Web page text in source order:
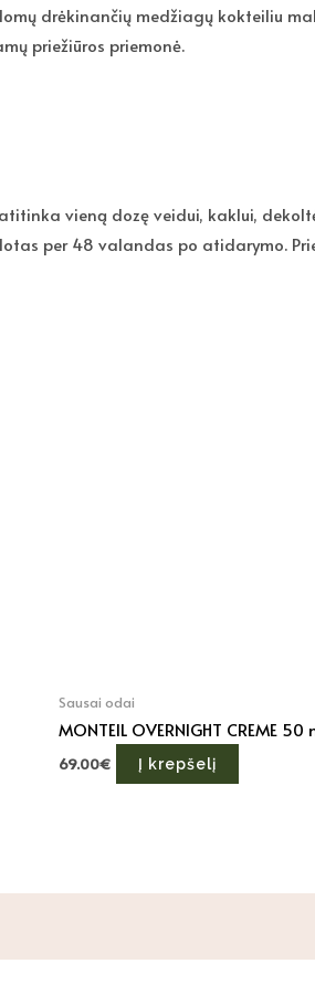
drėkinančių medžiagų kokteiliu
priežiūros priemonė.
vieną dozę veidui, kaklui,
per 48 valandas po atidarymo.
Sausai odai
MONTEIL OVERNIGHT CREME 50
69.00€ Į krepšelį